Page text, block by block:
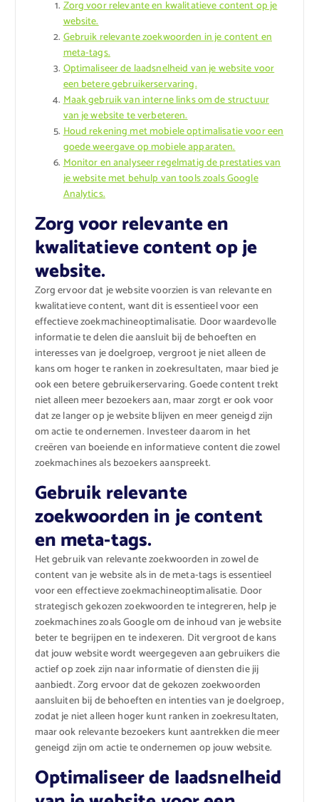
Zorg voor relevante en kwalitatieve content op je
website.
Gebruik relevante zoekwoorden in je content en
meta-tags.
Optimaliseer de laadsnelheid van je website voor
een betere gebruikerservaring.
Maak gebruik van interne links om de structuur
van je website te verbeteren.
Houd rekening met mobiele optimalisatie voor een
goede weergave op mobiele apparaten.
Monitor en analyseer regelmatig de prestaties van
je website met behulp van tools zoals Google
Analytics.
Zorg voor relevante en
kwalitatieve content op je
website.
Zorg ervoor dat je website voorzien is van relevante en
kwalitatieve content, want dit is essentieel voor een
effectieve zoekmachineoptimalisatie. Door waardevolle
informatie te delen die aansluit bij de behoeften en
interesses van je doelgroep, vergroot je niet alleen de
kans om hoger te ranken in zoekresultaten, maar bied je
ook een betere gebruikerservaring. Goede content trekt
niet alleen meer bezoekers aan, maar zorgt er ook voor
dat ze langer op je website blijven en meer geneigd zijn
om actie te ondernemen. Investeer daarom in het
creëren van boeiende en informatieve content die zowel
zoekmachines als bezoekers aanspreekt.
Gebruik relevante
zoekwoorden in je content
en meta-tags.
Het gebruik van relevante zoekwoorden in zowel de
content van je website als in de meta-tags is essentieel
voor een effectieve zoekmachineoptimalisatie. Door
strategisch gekozen zoekwoorden te integreren, help je
zoekmachines zoals Google om de inhoud van je website
beter te begrijpen en te indexeren. Dit vergroot de kans
dat jouw website wordt weergegeven aan gebruikers die
actief op zoek zijn naar informatie of diensten die jij
aanbiedt. Zorg ervoor dat de gekozen zoekwoorden
aansluiten bij de behoeften en intenties van je doelgroep,
zodat je niet alleen hoger kunt ranken in zoekresultaten,
maar ook relevante bezoekers kunt aantrekken die meer
geneigd zijn om actie te ondernemen op jouw website.
Optimaliseer de laadsnelheid